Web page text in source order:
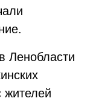
Ленобласти